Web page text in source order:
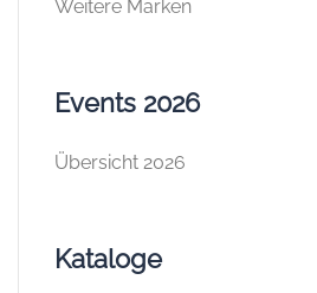
Weitere Marken
Events 2026
Übersicht 2026
Kataloge